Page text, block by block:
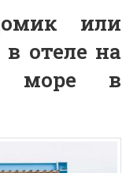
или
отеле на
море в